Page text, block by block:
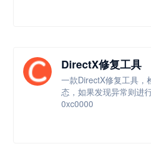
DirectX修复工具
一款DirectX修复工具，
态，如果发现异常则进
0xc0000